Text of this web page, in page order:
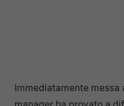
Immediatamente messa